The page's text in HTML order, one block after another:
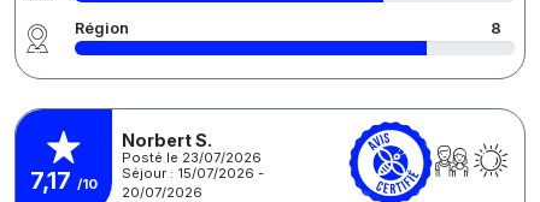
Région 8
7,17 /10
Norbert S.
Posté le 23/07/2026
Séjour : 15/07/2026 -
20/07/2026